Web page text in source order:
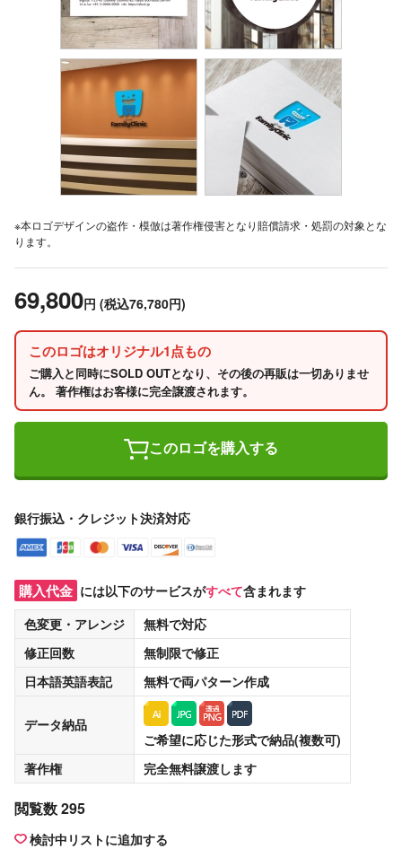
※本ロゴデザインの盗作・模倣は著作権侵害となり賠償請求・処罰の対象とな
ります。
69,800円 (税込76,780円)
このロゴはオリジナル1点もの
ご購入と同時にSOLD OUTとなり、その後の再販は一切ありませ
ん。 著作権はお客様に完全譲渡されます。
このロゴを購入する
銀行振込・クレジット決済対応
購入代金 には以下のサービスがすべて含まれます
色変更・アレンジ
無料で対応
修正回数
無制限で修正
日本語英語表記
無料で両パターン作成
データ納品
ご希望に応じた形式で納品(複数可)
著作権
完全無料譲渡します
閲覧数 295
検討中リストに追加する